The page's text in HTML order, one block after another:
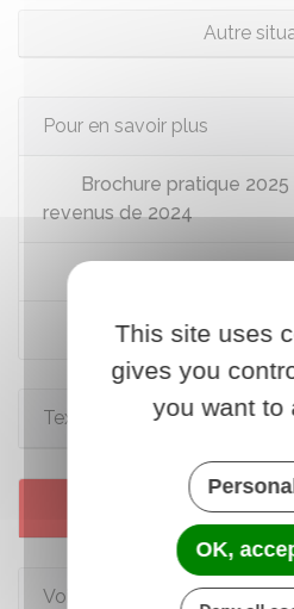
Autre
Pour en savoir plus
Brochure pratique
revenus de 2024
Impôt sur le revenu :
Conventions fiscales
Textes de référence
Services en ligne et
Voir aussi
This site uses
gives you
you want to
OK,